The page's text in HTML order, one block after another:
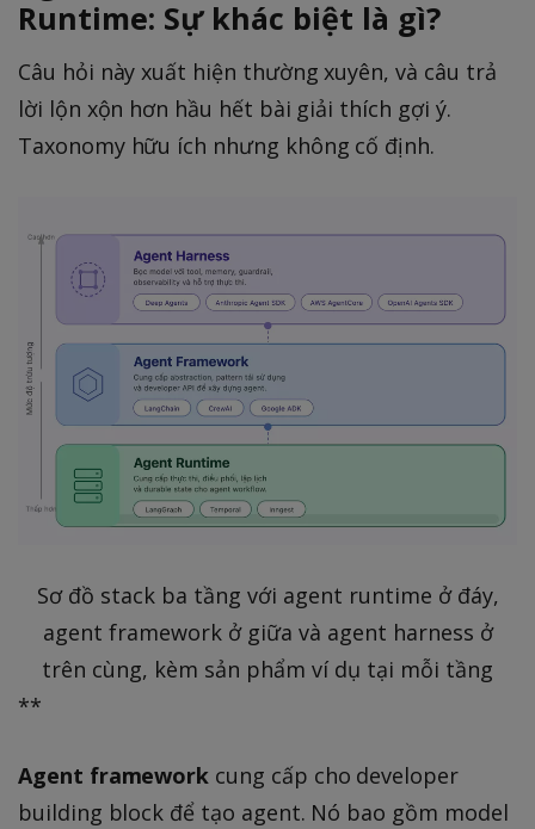
Runtime: Sự khác biệt là gì?
Câu hỏi này xuất hiện thường xuyên, và câu trả
lời lộn xộn hơn hầu hết bài giải thích gợi ý.
Taxonomy hữu ích nhưng không cố định.
Sơ đồ stack ba tầng với agent runtime ở đáy,
agent framework ở giữa và agent harness ở
trên cùng, kèm sản phẩm ví dụ tại mỗi tầng
**
Agent framework cung cấp cho developer
building block để tạo agent. Nó bao gồm model